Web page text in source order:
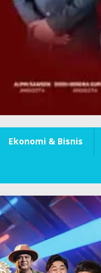
Ekonomi & Bisnis